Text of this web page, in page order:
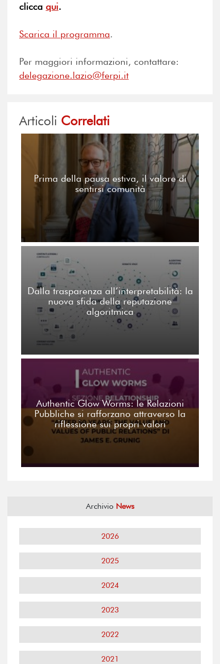
clicca qui.
Scarica il programma.
Per maggiori informazioni, contattare:
delegazione.lazio@ferpi.it
Articoli Correlati
Prima della pausa estiva, il valore di
sentirsi comunità
Dalla trasparenza all’interpretabilità: la
nuova sfida della reputazione
algoritmica
Authentic Glow Worms: le Relazioni
Pubbliche si rafforzano attraverso la
riflessione sui propri valori
Archivio News
2026
2025
2024
2023
2022
2021